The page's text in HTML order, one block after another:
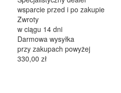
and feedback throughout the